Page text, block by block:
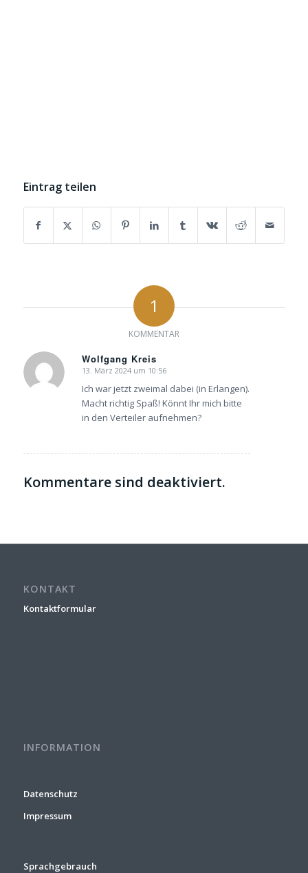
Eintrag teilen
1
KOMMENTAR
Wolfgang Kreis
sagte:
13. März 2024 um 10:56
Ich war jetzt zweimal dabei (in Erlangen).
Macht richtig Spaß! Könnt Ihr mich bitte
in den Verteiler aufnehmen?
Kommentare sind deaktiviert.
KONTAKT
Kontaktformular
INFORMATION
Datenschutz
Impressum
Sprachgebrauch